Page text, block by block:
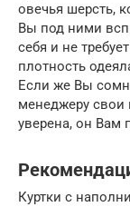
овечья шерсть,
Вы под ними
себя и не
плотность
Если же Вы
менеджеру свои
уверена, он Вам
Куртки с